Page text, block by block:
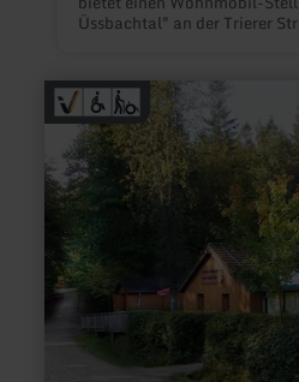
Üssbachtal" an der Trierer Strasse. Der Stellplatz ist
mehr
erfahren
zu:
Naturparkzentrum
Teufelsschlucht